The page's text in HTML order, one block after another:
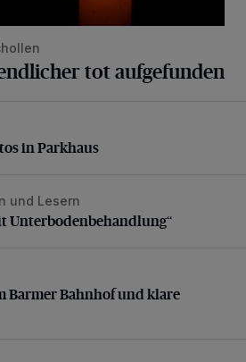
tot aufgefunden
in Parkhaus
in Parkhaus
und Lesern
Unterbodenbehandlung“
Barmer Bahnhof und klare Ansage
Barmer Bahnhof und klare